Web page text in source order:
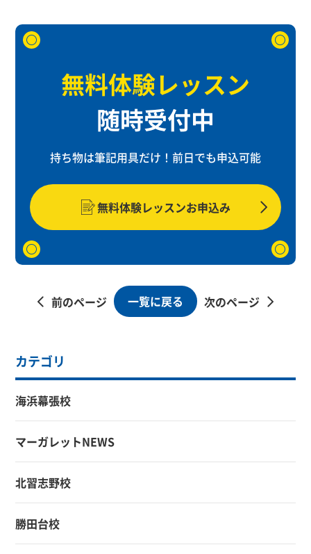
無料体験レッスン
随時受付中
持ち物は筆記用具だけ！ 前日でも申込可能
無料体験レッスンお申込み
前のページ 一覧に戻る 次のページ
カテゴリ
海浜幕張校
マーガレットNEWS
北習志野校
勝田台校